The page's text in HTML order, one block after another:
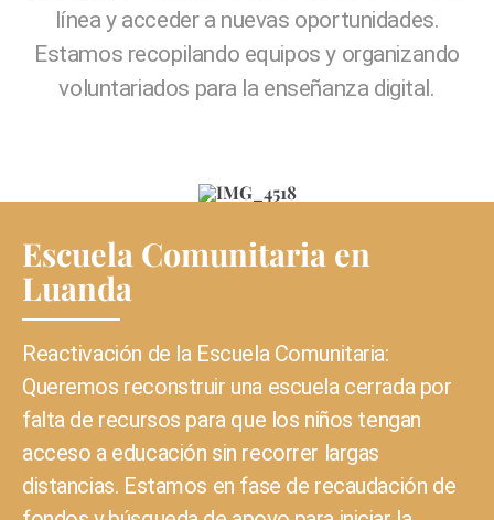
línea y acceder a nuevas oportunidades.
Estamos recopilando equipos y organizando
voluntariados para la enseñanza digital.
Escuela Comunitaria en
Luanda
Reactivación de la Escuela Comunitaria:
Queremos reconstruir una escuela cerrada por
falta de recursos para que los niños tengan
acceso a educación sin recorrer largas
distancias. Estamos en fase de recaudación de